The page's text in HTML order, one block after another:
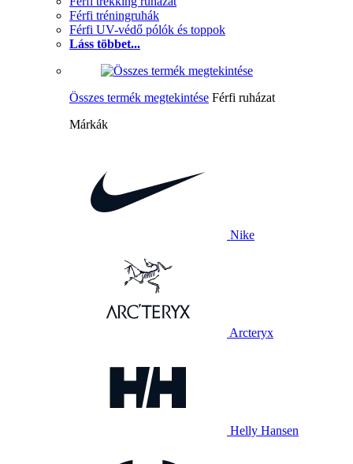
Férfi tréningruhák
Férfi UV-védő pólók és toppok
Láss többet...
Összes termék megtekintése Férfi ruházat
Márkák
Nike
Arcteryx
Helly Hansen